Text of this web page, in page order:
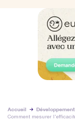
Accueil
Comment mesurer